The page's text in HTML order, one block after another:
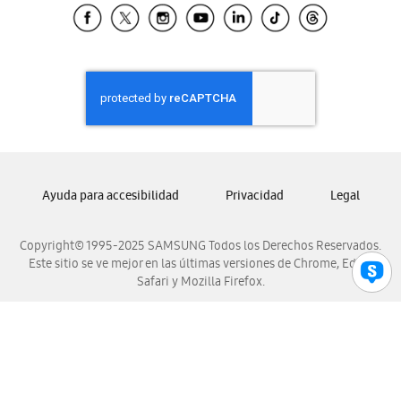
Samsung El Salvador
Samsung Honduras
Samsung Nicaragua
Samsung Panamá
Samsung Venezuela
Copyright© 1995-2025 SAMSUNG Todos los Derechos Reservados.
Este sitio se ve mejor en las últimas versiones de Chrome, Edge,
Safari y Mozilla Firefox.
Ayuda para accesibilidad Privacidad Legal